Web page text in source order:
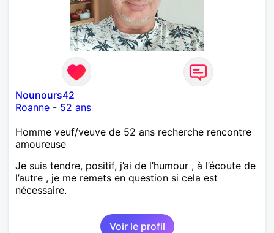
Nounours42
Roanne - 52 ans
Homme veuf/veuve de 52 ans recherche rencontre
amoureuse
Je suis tendre, positif, j’ai de l’humour , à l’écoute de
l’autre , je me remets en question si cela est
nécessaire.
Voir le profil